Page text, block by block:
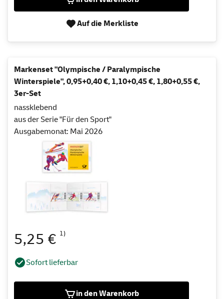
Auf die Merkliste
Markenset "Olympische / Paralympische
Winterspiele", 0,95+0,40 €, 1,10+0,45 €, 1,80+0,55 €,
3er-Set
nassklebend
aus der Serie "Für den Sport"
Ausgabemonat: Mai 2026
5,25 € 1)
Sofort lieferbar
in den Warenkorb